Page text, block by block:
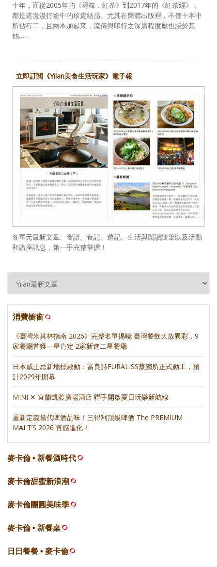
十年，而從2005年的《尋味．紅茶》到2017年的《紅茶經》，
都是這漫漫行途中的珍貴結晶。尤其在簡體出版裡，不僅十本中
所佔有二，且兩本加起來，流傳與印行之深廣程度應也勝於其
他……
立即訂閱《Yilan美食生活玩家》電子報
各單元最新文章、食譜、食記、遊記、生活與閱讀隨筆以及活動
和講座訊息，第一手完整掌握！
消費櫥窗
《臺灣米其林指南 2026》完整名單揭曉 臺灣餐飲大放異彩，9
家餐廳首獲一星肯定 2家新進二星餐廳
日本威士忌新地標啟動：富良詩FURALISS蒸餾所正式動工，預
計2029年開幕
MINI ✕ 宜蘭凱渡廣場酒店 聯手開啟夏日玩樂新航線
重新定義當代啤酒品味！三得利頂級啤酒 The PREMIUM
MALT’S 2026 質感進化！
麥卡倫 • 新餐酒時代
麥卡倫甜蜜新浪潮
麥卡倫團圓美味學
麥卡倫 • 新餐桌
日日餐餐 • 麥卡倫